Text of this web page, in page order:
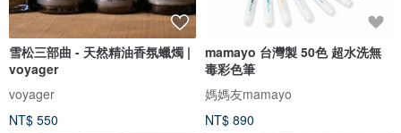
雪松三部曲 - 天然精油香氛蠟燭 |
voyager
voyager
NT$ 550
mamayo 台灣製 50色 超水洗無
毒彩色筆
媽媽友mamayo
NT$ 890